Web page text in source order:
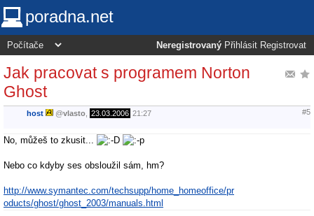
poradna.net
Neregistrovaný Přihlásit Registrovat
Jak pracovat s programem Norton
Ghost
host @vlasto 23.03.2006 21:27 #5
No, můžeš to zkusit...
Nebo co kdyby ses obsloužil sám, hm?
http://www.symantec.com/techsupp/home_homeoffice/pr
oducts/ghost/ghost_2003/manuals.html